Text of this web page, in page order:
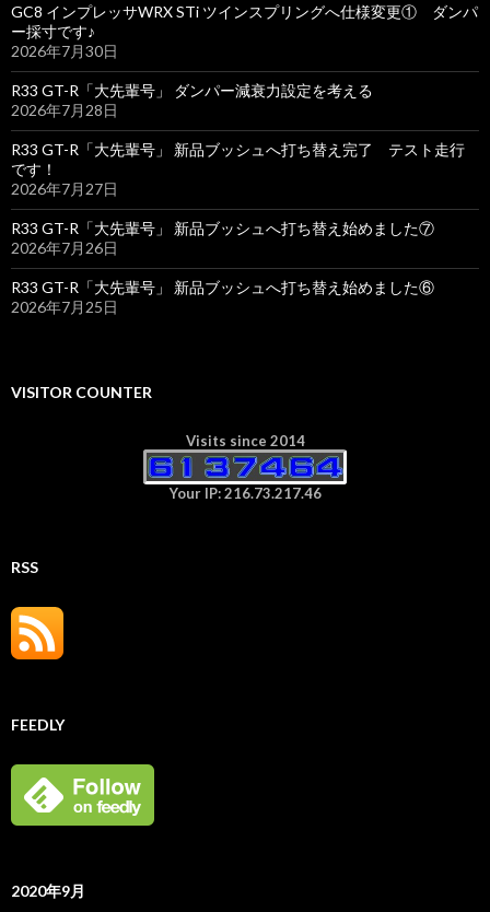
GC8 インプレッサWRX STi ツインスプリングへ仕様変更① ダンパ
ー採寸です♪
2026年7月30日
R33 GT-R「大先輩号」 ダンパー減衰力設定を考える
2026年7月28日
R33 GT-R「大先輩号」 新品ブッシュへ打ち替え完了 テスト走行
です！
2026年7月27日
R33 GT-R「大先輩号」 新品ブッシュへ打ち替え始めました⑦
2026年7月26日
R33 GT-R「大先輩号」 新品ブッシュへ打ち替え始めました⑥
2026年7月25日
VISITOR COUNTER
Visits since 2014
Your IP: 216.73.217.46
RSS
FEEDLY
2020年9月